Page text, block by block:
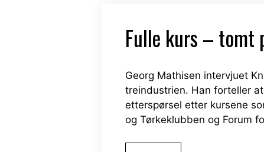
Fulle kurs – tomt
Georg Mathisen intervjuet
treindustrien. Han forteller
etterspørsel etter kursene
og Tørkeklubben og Forum